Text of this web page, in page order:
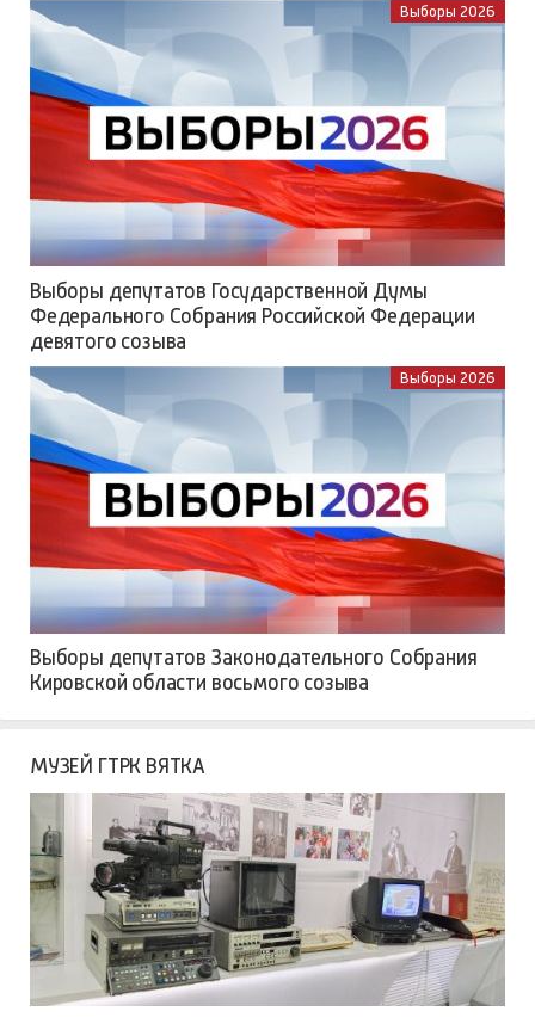
Выборы 2026
Выборы депутатов Государственной Думы
Федерального Собрания Российской Федерации
девятого созыва
Выборы 2026
Выборы депутатов Законодательного Собрания
Кировской области восьмого созыва
МУЗЕЙ ГТРК ВЯТКА